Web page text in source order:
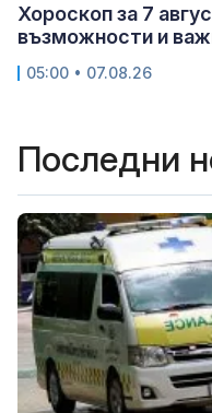
Хороскоп за 7
възможности и
05:00 • 07.08.26
Последни